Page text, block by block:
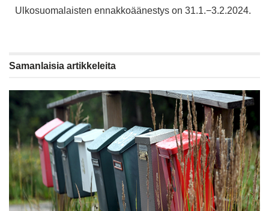
Ulkosuomalaisten ennakkoäänestys on 31.1.−3.2.2024.
Samanlaisia artikkeleita